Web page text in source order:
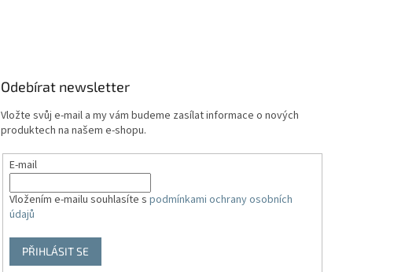
Odebírat newsletter
Vložte svůj e-mail a my vám budeme zasílat informace o nových
produktech na našem e-shopu.
E-mail
Vložením e-mailu souhlasíte spodmínkami ochrany osobních
údajů
PŘIHLÁSIT SE